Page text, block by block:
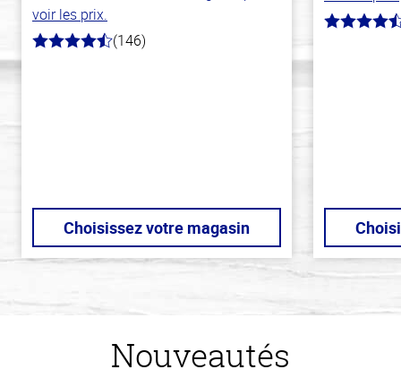
voir les prix.
4.4
(146)
Choisissez votre magasin
4.3
Nouveautés